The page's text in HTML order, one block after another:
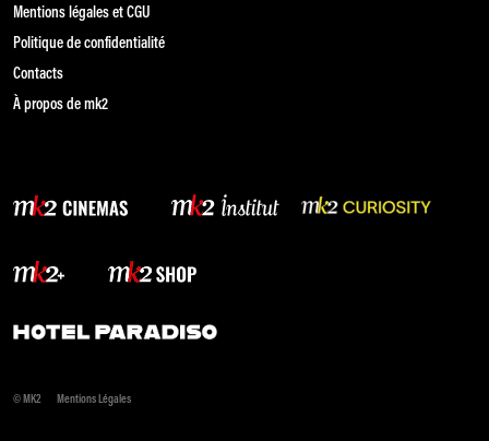
Mentions légales et CGU
Politique de confidentialité
Contacts
À propos de mk2
© MK2 Mentions Légales